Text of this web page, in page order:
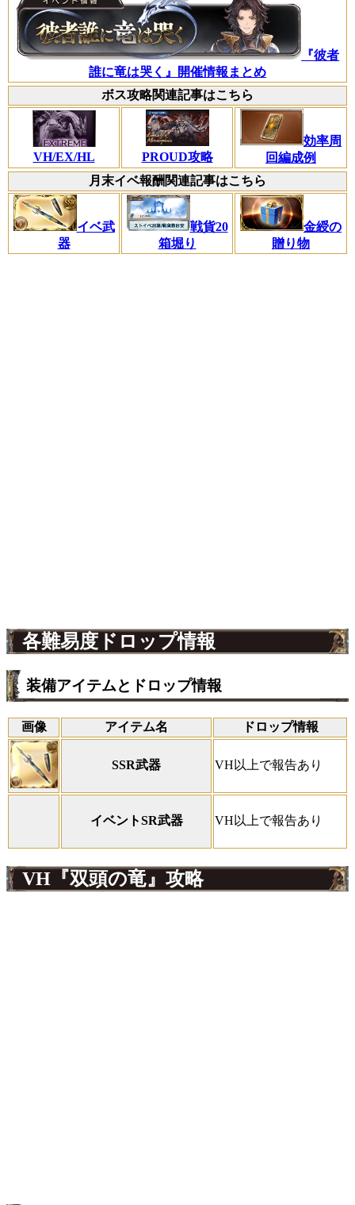
『彼者
誰に竜は哭く』開催情報まとめ
ボス攻略関連記事はこちら
VH/EX/HL PROUD攻略
効率周
回編成例
月末イベ報酬関連記事はこちら
イベ武
器
戦貨20
箱堀り
金綬の
贈り物
各難易度ドロップ情報
装備アイテムとドロップ情報
画像 アイテム名 ドロップ情報
SSR武器 VH以上で報告あり
イベントSR武器 VH以上で報告あり
VH『双頭の竜』攻略